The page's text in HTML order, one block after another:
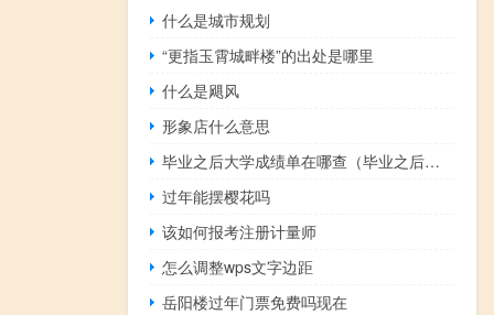
什么是城市规划
“更指玉霄城畔楼”的出处是哪里
什么是飓风
形象店什么意思
毕业之后大学成绩单在哪查（毕业之后怎么查询大学时候的成绩单）
过年能摆樱花吗
该如何报考注册计量师
怎么调整wps文字边距
岳阳楼过年门票免费吗现在